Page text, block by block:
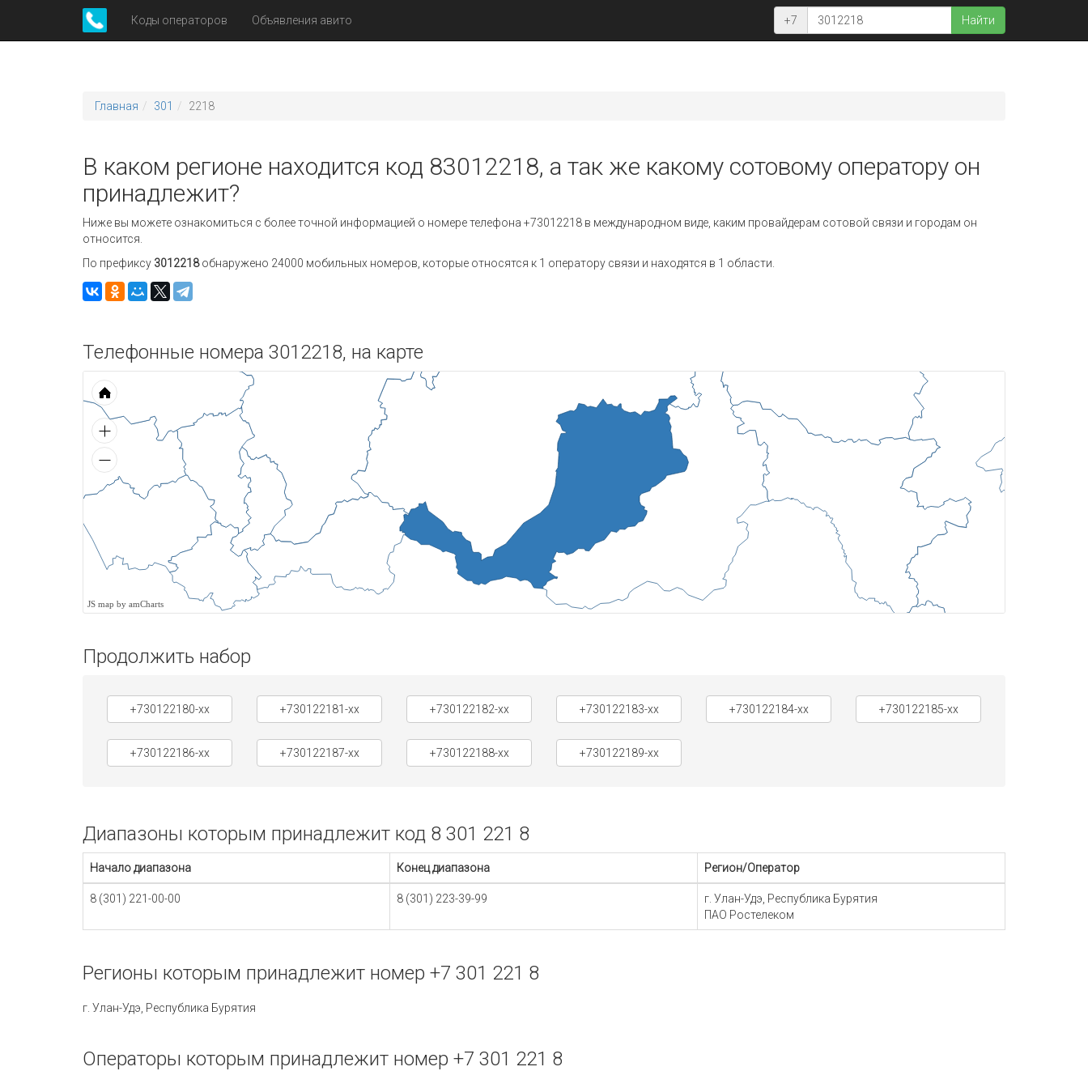
Коды операторов Объявления авито +7 Найти
Главная 301 2218
В каком регионе находится код 83012218, а так же какому сотовому оператору он
принадлежит?
Ниже вы можете ознакомиться с более точной информацией о номере телефона +73012218 в международном виде, каким провайдерам сотовой связи и городам он
относится.
По префиксу 3012218обнаружено 24000 мобильных номеров, которые относятся к 1 оператору связи и находятся в 1 области.
Телефонные номера 3012218, на карте
JS map by amCharts
Продолжить набор
+730122180-xx +730122181-xx +730122182-xx +730122183-xx +730122184-xx +730122185-xx
+730122186-xx +730122187-xx +730122188-xx +730122189-xx
Диапазоны которым принадлежит код 8 301 221 8
Начало диапазона Конец диапазона Регион/Оператор
8 (301) 221-00-00 8 (301) 223-39-99
г. Улан-Удэ, Республика Бурятия
ПАО Ростелеком
Регионы которым принадлежит номер +7 301 221 8
г. Улан-Удэ, Республика Бурятия
Операторы которым принадлежит номер +7 301 221 8